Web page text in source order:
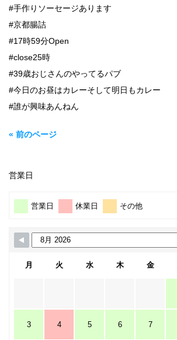
#手作りソーセージあります
#京都腸詰
#17時59分Open
#close25時
#39歳おじさんのやってるパブ
#今日のお昼はカレーそして明日もカレー
#誰が興味あんねん
« 前のページ
営業日
営業日 休業日 その他
月 火 水 木 金
3 4 5 6 7